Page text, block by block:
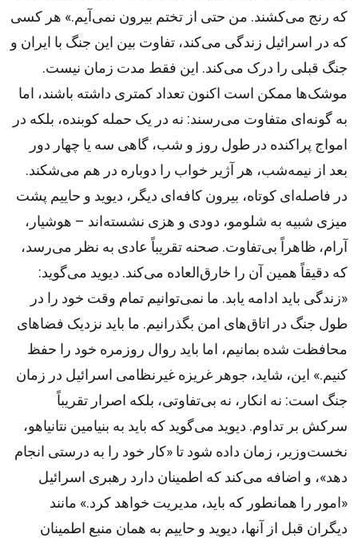
که رنج می‌کشند. من حتی از تختم بیرون نمی‌آیم.» هر کسی
که در اسرائیل زندگی می‌کند، تفاوت بین این جنگ با ایران و
جنگ قبلی را درک می‌کند. این فقط مدت زمان نیست.
موشک‌ها ممکن است اکنون تعداد کمتری داشته باشند، اما
به گونه‌ای متفاوت می‌رسند: نه در یک حمله کوبنده، بلکه در
امواج پراکنده در طول روز و شب، گاهی سه یا چهار دور
بعد از نیمه‌شب، هر آژیر خواب را دوباره در هم می‌شکند.
در فاصله‌ای کوتاه، بیرون کافه‌ای دیگر، دیوید و حاییم پشت
میزی شبیه به شلومو، دودی و هزی نشسته‌اند – هوشیار،
آرام، ظاهراً بی‌تفاوت. صحنه تقریباً عادی به نظر می‌رسد،
که دقیقاً همین آن را خارق‌العاده می‌کند. دیوید می‌گوید:
«زندگی باید ادامه یابد. ما نمی‌توانیم تمام وقت خود را در
طول جنگ در اتاق‌های امن بگذرانیم. ما باید نزدیک فضاهای
محافظت شده بمانیم، اما باید روال روزمره خود را حفظ
کنیم.» این، شاید، جوهر غریزه غیرنظامی اسرائیل در زمان
جنگ است: نه انکار، نه بی‌تفاوتی، بلکه اصرار تقریباً
سرکش بر تداوم. دیوید می‌گوید که باید به بنیامین نتانیاهو،
نخست‌وزیر، زمان داده شود تا «کار خود را به درستی انجام
دهد»، و اضافه می‌کند که اطمینان دارد رهبری اسرائیل
«امور را همانطور که باید، مدیریت خواهد کرد.» مانند
دیگران قبل از آنها، دیوید و حاییم به همان منبع اطمینان